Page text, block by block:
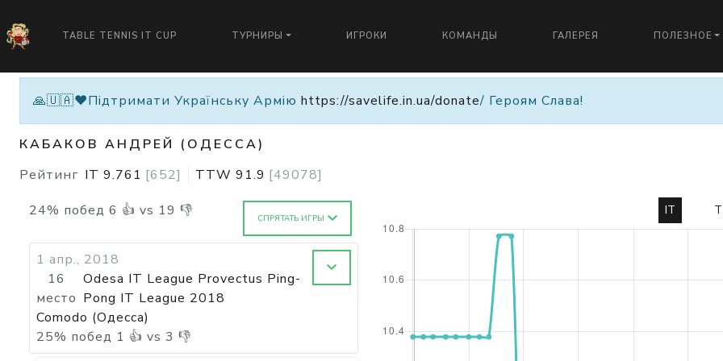
TABLE TENNIS IT CUP ТУРНИРЫ ИГРОКИ КОМАНДЫ ГАЛЕРЕЯ ПОЛЕЗНОЕ
🙏🇺🇦❤️Підтримати Українську Армію https://savelife.in.ua/donate/ Героям Слава!
КАБАКОВ АНДРЕЙ (ОДЕССА)
Рейтинг IT 9.761 [652] TTW 91.9 [49078]
24% побед 6 👍 vs 19 👎 СПРЯТАТЬ ИГРЫ
1 апр., 2018
16
место
Odesa IT League Provectus Ping-
Pong IT League 2018
Comodo (Одесса)
25% побед 1 👍 vs 3 👎
IT